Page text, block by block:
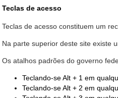
Teclas de acesso
Teclas de acesso constituem um
Na parte superior deste site existe
Os atalhos padrões do governo
Teclando-se Alt + 1 em
Teclando-se Alt + 2 em